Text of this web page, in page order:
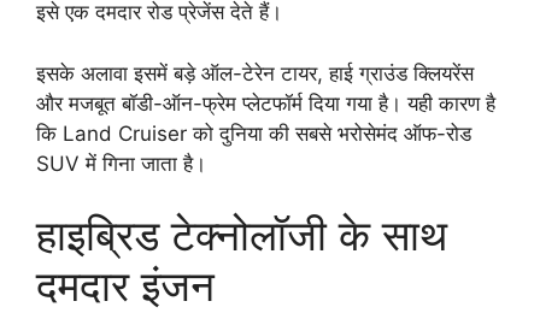
इसे एक दमदार रोड प्रेजेंस देते हैं।
इसके अलावा इसमें बड़े ऑल-टेरेन टायर, हाई ग्राउंड क्लियरेंस
और मजबूत बॉडी-ऑन-फ्रेम प्लेटफॉर्म दिया गया है। यही कारण है
कि Land Cruiser को दुनिया की सबसे भरोसेमंद ऑफ-रोड
SUV में गिना जाता है।
हाइब्रिड टेक्नोलॉजी के साथ
दमदार इंजन